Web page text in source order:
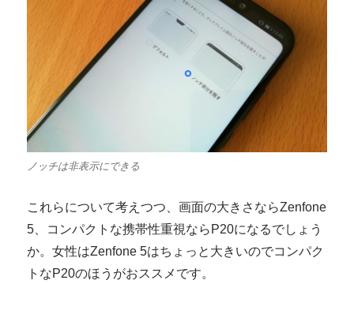
ノッチは非表示にできる
これらについて考えつつ、画面の大きさならZenfone
5、コンパクトな携帯性重視ならP20になるでしょう
か。女性はZenfone 5はちょっと大きいのでコンパク
トなP20のほうがおススメです。